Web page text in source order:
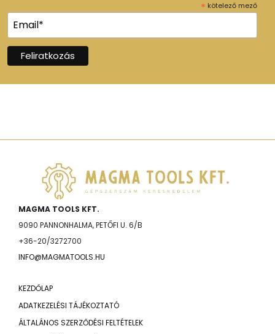
* kötelező mező
MAGMA TOOLS KFT.
9090 PANNONHALMA, PETŐFI U. 6/B
+36-20/3272700
INFO@MAGMATOOLS.HU
KEZDŐLAP
ADATKEZELÉSI TÁJÉKOZTATÓ
ÁLTALÁNOS SZERZŐDÉSI FELTÉTELEK